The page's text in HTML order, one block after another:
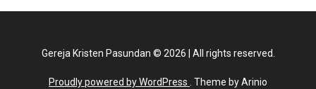
Gereja Kristen Pasundan © 2026 All rights reserved.
Proudly powered by WordPress . Theme by Arinio